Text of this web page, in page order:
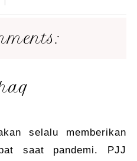
selalu memberikan
saat pandemi. PJJ